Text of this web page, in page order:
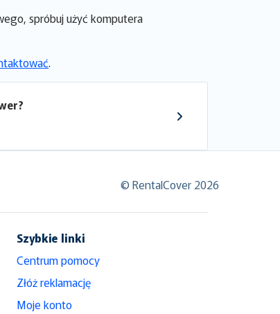
spróbuj użyć komputera
.
© RentalCover 2026
Szybkie linki
Centrum pomocy
Złóż reklamację
Moje konto